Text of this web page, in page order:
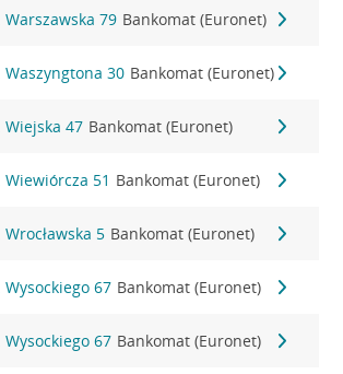
Warszawska 79 Bankomat (Euronet)
Waszyngtona 30 Bankomat (Euronet)
Wiejska 47 Bankomat (Euronet)
Wiewiórcza 51 Bankomat (Euronet)
Wrocławska 5 Bankomat (Euronet)
Wysockiego 67 Bankomat (Euronet)
Wysockiego 67 Bankomat (Euronet)